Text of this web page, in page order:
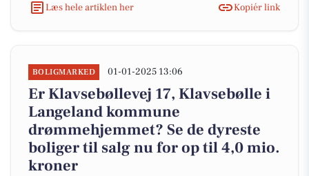
Læs hele artiklen her
Kopiér link
BOLIGMARKED 01-01-2025 13:06
Er Klavsebøllevej 17, Klavsebølle i
Langeland kommune
drømmehjemmet? Se de dyreste
boliger til salg nu for op til 4,0 mio.
kroner